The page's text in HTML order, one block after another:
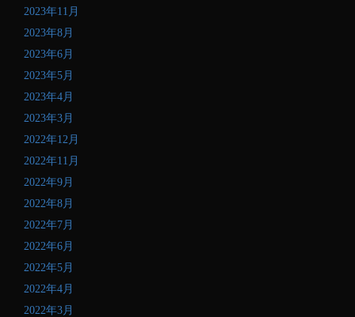
2023年11月
2023年8月
2023年6月
2023年5月
2023年4月
2023年3月
2022年12月
2022年11月
2022年9月
2022年8月
2022年7月
2022年6月
2022年5月
2022年4月
2022年3月